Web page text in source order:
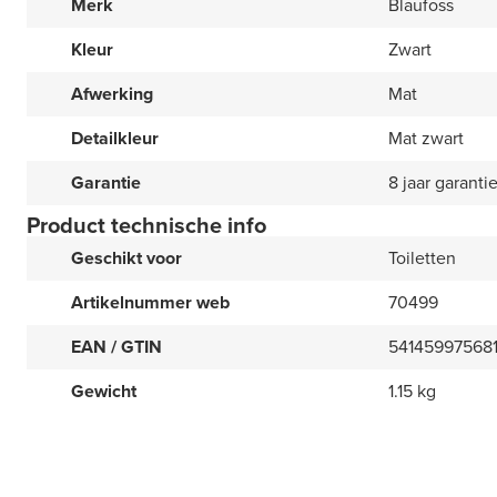
Merk
Blaufoss
Kleur
Zwart
Afwerking
Mat
Detailkleur
Mat zwart
Garantie
8 jaar garantie
Product technische info
Geschikt voor
Toiletten
Artikelnummer web
70499
EAN / GTIN
Gewicht
1.15 kg